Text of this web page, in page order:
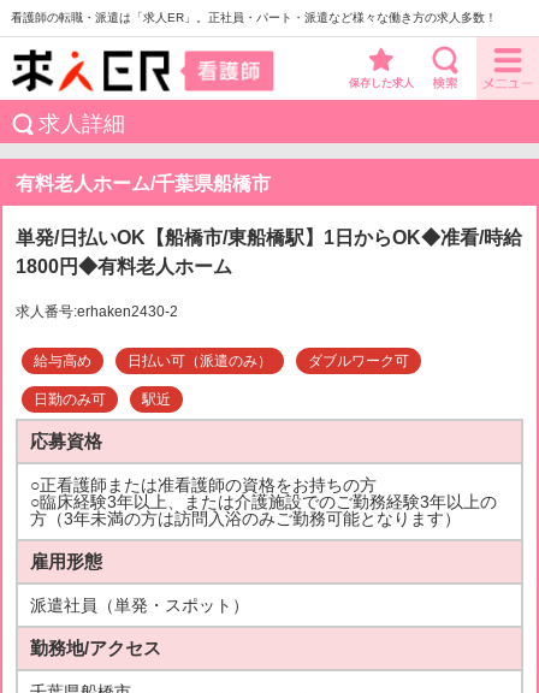
看護師の転職・派遣は「求人ER」。正社員・パート・派遣など様々な働き方の求人多数！
保存した求人
求人詳細
有料老人ホーム/千葉県船橋市
単発/日払いOK【船橋市/東船橋駅】1日からOK◆准看/時給
1800円◆有料老人ホーム
求人番号:erhaken2430-2
給与高め 日払い可（派遣のみ） ダブルワーク可
日勤のみ可 駅近
応募資格
○正看護師または准看護師の資格をお持ちの方
○臨床経験3年以上、または介護施設でのご勤務経験3年以上の
方（3年未満の方は訪問入浴のみご勤務可能となります）
雇用形態
派遣社員（単発・スポット）
勤務地/アクセス